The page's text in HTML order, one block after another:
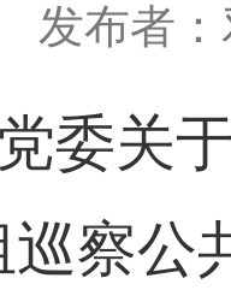
发布者
委关
察公